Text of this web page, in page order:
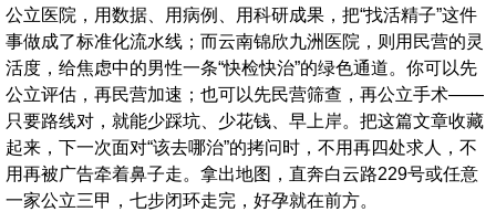
公立医院，用数据、用病例、用科研成果，把“找活精子”这件
事做成了标准化流水线；而云南锦欣九洲医院，则用民营的灵
活度，给焦虑中的男性一条“快检快治”的绿色通道。你可以先
公立评估，再民营加速；也可以先民营筛查，再公立手术——
只要路线对，就能少踩坑、少花钱、早上岸。把这篇文章收藏
起来，下一次面对“该去哪治”的拷问时，不用再四处求人，不
用再被广告牵着鼻子走。拿出地图，直奔白云路229号或任意
一家公立三甲，七步闭环走完，好孕就在前方。